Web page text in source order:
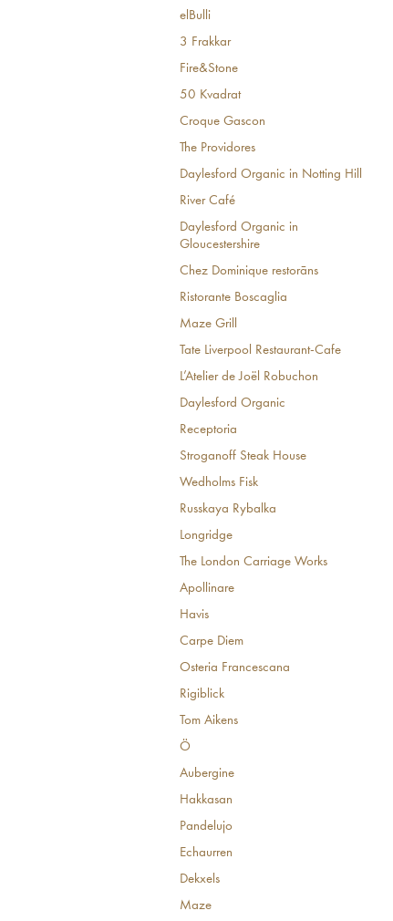
elBulli
3 Frakkar
Fire&Stone
50 Kvadrat
Croque Gascon
The Providores
Daylesford Organic in Notting Hill
River Café
Daylesford Organic in
Gloucestershire
Chez Dominique restorāns
Ristorante Boscaglia
Maze Grill
Tate Liverpool Restaurant-Cafe
L’Atelier de Joël Robuchon
Daylesford Organic
Receptoria
Stroganoff Steak House
Wedholms Fisk
Russkaya Rybalka
Longridge
The London Carriage Works
Apollinare
Havis
Carpe Diem
Osteria Francescana
Rigiblick
Tom Aikens
Ö
Aubergine
Hakkasan
Pandelujo
Echaurren
Dekxels
Maze